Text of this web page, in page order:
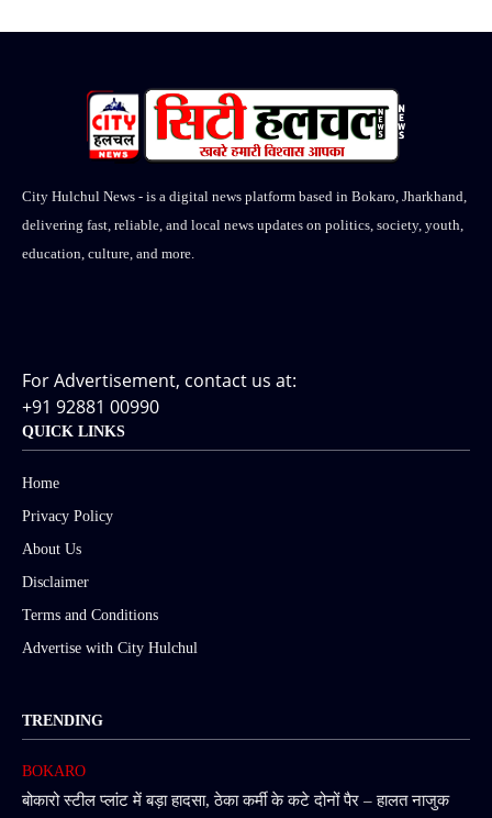
City Hulchul News - is a digital news platform based in Bokaro, Jharkhand,
delivering fast, reliable, and local news updates on politics, society, youth,
education, culture, and more.
For Advertisement, contact us at:
+91 92881 00990
QUICK LINKS
Home
Privacy Policy
About Us
Disclaimer
Terms and Conditions
Advertise with City Hulchul
TRENDING
BOKARO
बोकारो स्टील प्लांट में बड़ा हादसा, ठेका कर्मी के कटे दोनों पैर – हालत नाजुक